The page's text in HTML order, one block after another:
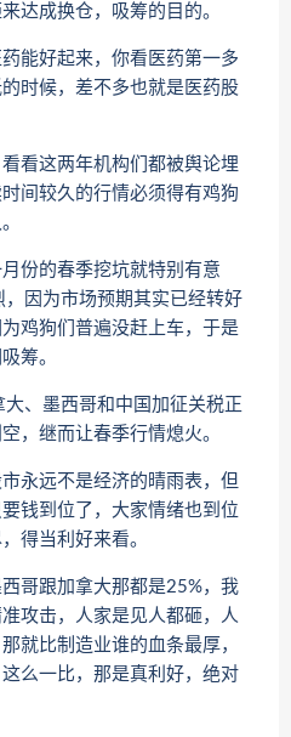
达成换仓，吸筹的目的。
能好起来，你看医药第一多
时候，差不多也就是医药股
看这两年机构们都被舆论埋
间较久的行情必须得有鸡狗
份的春季挖坑就特别有意
因为市场预期其实已经转好
鸡狗们普遍没赶上车，于是
筹。
、墨西哥和中国加征关税正
，继而让春季行情熄火。
永远不是经济的晴雨表，但
钱到位了，大家情绪也到位
得当利好来看。
哥跟加拿大那都是25%，我
攻击，人家是见人都砸，人
就比制造业谁的血条最厚，
么一比，那是真利好，绝对